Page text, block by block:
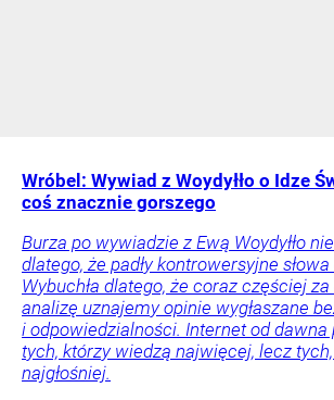
Wróbel: Wywiad z Woydyłło o Idze
coś znacznie gorszego
Burza po wywiadzie z Ewą Woydyłło
dlatego, że padły kontrowersyjne
Wybuchła dlatego, że coraz częściej
analizę uznajemy opinie wygłaszane
i odpowiedzialności. Internet od dawna
tych, którzy wiedzą najwięcej, lecz
najgłośniej.